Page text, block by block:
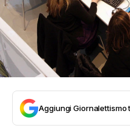
Aggiungi Giornalettismo